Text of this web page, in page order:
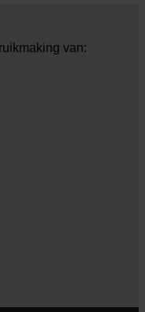
van: